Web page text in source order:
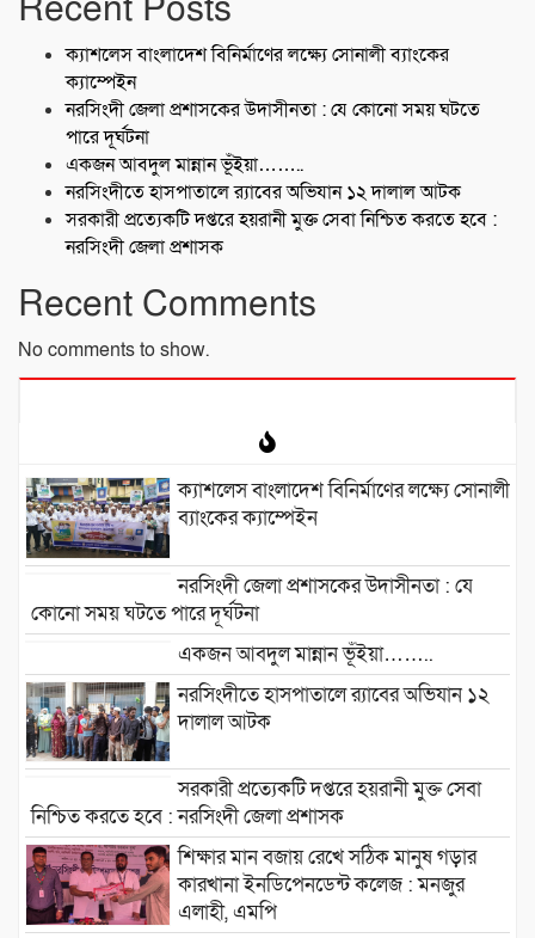
ক্যাশলেস বাংলাদেশ বিনির্মাণের লক্ষ্যে সোনালী ব্যাংকের
ক্যাম্পেইন
নরসিংদী জেলা প্রশাসকের উদাসীনতা : যে কোনো সময় ঘটতে
পারে দূর্ঘটনা
একজন আবদুল মান্নান ভূঁইয়া……..
নরসিংদীতে হাসপাতালে র‍্যাবের অভিযান ১২ দালাল আটক
সরকারী প্রত্যেকটি দপ্তরে হয়রানী মুক্ত সেবা নিশ্চিত করতে হবে :
নরসিংদী জেলা প্রশাসক
Recent Comments
No comments to show.
ক্যাশলেস বাংলাদেশ বিনির্মাণের লক্ষ্যে সোনালী
ব্যাংকের ক্যাম্পেইন
নরসিংদী জেলা প্রশাসকের উদাসীনতা : যে
কোনো সময় ঘটতে পারে দূর্ঘটনা
একজন আবদুল মান্নান ভূঁইয়া……..
নরসিংদীতে হাসপাতালে র‍্যাবের অভিযান ১২
দালাল আটক
সরকারী প্রত্যেকটি দপ্তরে হয়রানী মুক্ত সেবা
নিশ্চিত করতে হবে : নরসিংদী জেলা প্রশাসক
শিক্ষার মান বজায় রেখে সঠিক মানুষ গড়ার
কারখানা ইনডিপেনডেন্ট কলেজ : মনজুর
এলাহী, এমপি